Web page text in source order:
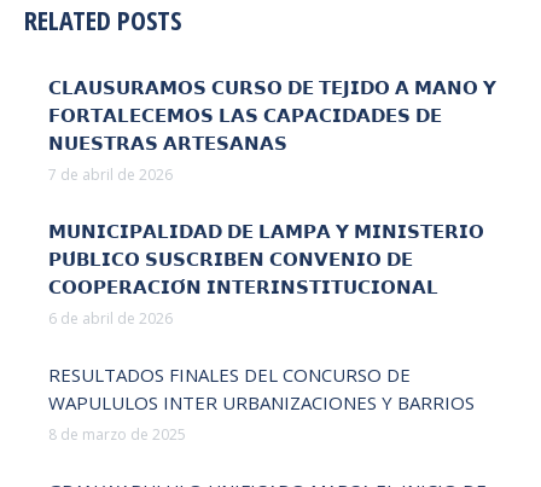
RELATED POSTS
𝗖𝗟𝗔𝗨𝗦𝗨𝗥𝗔𝗠𝗢𝗦 𝗖𝗨𝗥𝗦𝗢 𝗗𝗘 𝗧𝗘𝗝𝗜𝗗𝗢 𝗔 𝗠𝗔𝗡𝗢 𝗬
𝗙𝗢𝗥𝗧𝗔𝗟𝗘𝗖𝗘𝗠𝗢𝗦 𝗟𝗔𝗦 𝗖𝗔𝗣𝗔𝗖𝗜𝗗𝗔𝗗𝗘𝗦 𝗗𝗘
𝗡𝗨𝗘𝗦𝗧𝗥𝗔𝗦 𝗔𝗥𝗧𝗘𝗦𝗔𝗡𝗔𝗦
7 de abril de 2026
𝗠𝗨𝗡𝗜𝗖𝗜𝗣𝗔𝗟𝗜𝗗𝗔𝗗 𝗗𝗘 𝗟𝗔𝗠𝗣𝗔 𝗬 𝗠𝗜𝗡𝗜𝗦𝗧𝗘𝗥𝗜𝗢
𝗣𝗨́𝗕𝗟𝗜𝗖𝗢 𝗦𝗨𝗦𝗖𝗥𝗜𝗕𝗘𝗡 𝗖𝗢𝗡𝗩𝗘𝗡𝗜𝗢 𝗗𝗘
𝗖𝗢𝗢𝗣𝗘𝗥𝗔𝗖𝗜𝗢́𝗡 𝗜𝗡𝗧𝗘𝗥𝗜𝗡𝗦𝗧𝗜𝗧𝗨𝗖𝗜𝗢𝗡𝗔𝗟
6 de abril de 2026
RESULTADOS FINALES DEL CONCURSO DE
WAPULULOS INTER URBANIZACIONES Y BARRIOS
8 de marzo de 2025